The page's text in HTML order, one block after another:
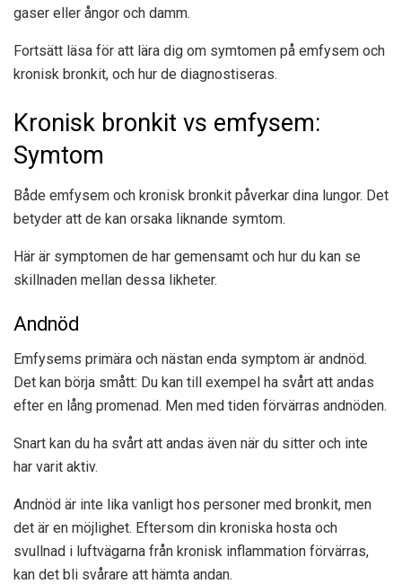
gaser eller ångor och damm.
Fortsätt läsa för att lära dig om symtomen på emfysem och
kronisk bronkit, och hur de diagnostiseras.
Kronisk bronkit vs emfysem:
Symtom
Både emfysem och kronisk bronkit påverkar dina lungor. Det
betyder att de kan orsaka liknande symtom.
Här är symptomen de har gemensamt och hur du kan se
skillnaden mellan dessa likheter.
Andnöd
Emfysems primära och nästan enda symptom är andnöd.
Det kan börja smått: Du kan till exempel ha svårt att andas
efter en lång promenad. Men med tiden förvärras andnöden.
Snart kan du ha svårt att andas även när du sitter och inte
har varit aktiv.
Andnöd är inte lika vanligt hos personer med bronkit, men
det är en möjlighet. Eftersom din kroniska hosta och
svullnad i luftvägarna från kronisk inflammation förvärras,
kan det bli svårare att hämta andan.